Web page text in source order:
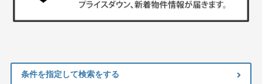
条件を指定して検索をする